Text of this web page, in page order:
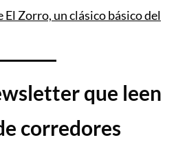
El Zorro, un clásico básico del
que leen
corredores